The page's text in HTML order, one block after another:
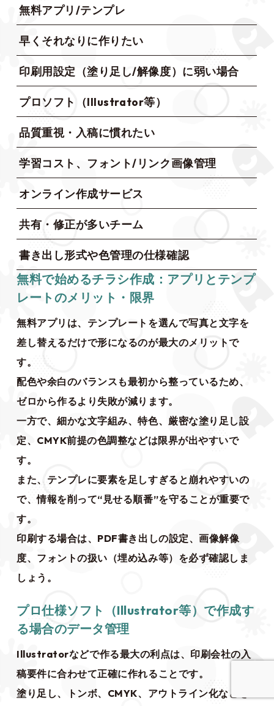
無料アプリ/テンプレ
早くそれなりに作りたい
印刷用設定（塗り足し/解像度）に弱い場合
プロソフト（Illustrator等）
品質重視・入稿に慣れたい
学習コスト、フォント/リンク画像管理
オンライン作成サービス
共有・修正が多いチーム
書き出し形式や色管理の仕様確認
無料で始めるチラシ作成：アプリとテンプ
レートのメリット・限界
無料アプリは、テンプレートを選んで写真と文字を
差し替えるだけで形になるのが最大のメリットで
す。
配色や余白のバランスも最初から整っているため、
ゼロから作るより失敗が減ります。
一方で、細かな文字組み、特色、厳密な塗り足し設
定、CMYK前提の色調整などは限界が出やすいで
す。
また、テンプレに要素を足しすぎると崩れやすいの
で、情報を削って“見せる順番”を守ることが重要で
す。
印刷する場合は、PDF書き出しの設定、画像解像
度、フォントの扱い（埋め込み等）を必ず確認しま
しょう。
プロ仕様ソフト（Illustrator等）で作成す
る場合のデータ管理
Illustratorなどで作る最大の利点は、印刷会社の入
稿要件に合わせて正確に作れることです。
塗り足し、トンボ、CMYK、アウトライン化などを